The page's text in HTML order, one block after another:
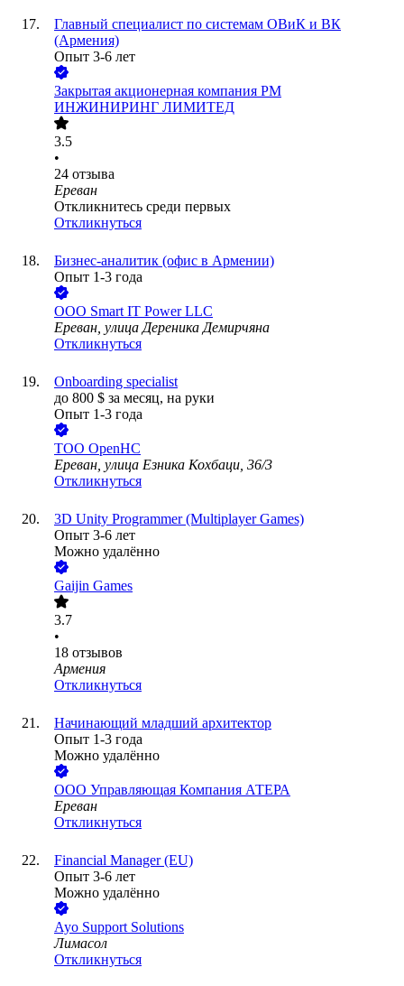
Главный специалист по системам ОВиК и ВК
(Армения)
Опыт 3-6 лет
Закрытая акционерная компания РМ
ИНЖИНИРИНГ ЛИМИТЕД
3.5
•
24 отзыва
Ереван
Откликнитесь среди первых
Откликнуться
Бизнес-аналитик (офис в Армении)
Опыт 1-3 года
ООО Smart IT Power LLC
Ереван, улица Дереника Демирчяна
Откликнуться
Onboarding specialist
до 800 $ за месяц, на руки
Опыт 1-3 года
ТОО OpenHC
Ереван, улица Езника Кохбаци, 36/3
Откликнуться
3D Unity Programmer (Multiplayer Games)
Опыт 3-6 лет
Можно удалённо
Gaijin Games
3.7
•
18 отзывов
Армения
Откликнуться
Начинающий младший архитектор
Опыт 1-3 года
Можно удалённо
ООО Управляющая Компания АТЕРА
Ереван
Откликнуться
Financial Manager (EU)
Опыт 3-6 лет
Можно удалённо
Ayo Support Solutions
Лимасол
Откликнуться